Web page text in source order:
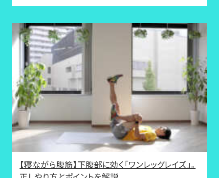
【寝ながら腹筋】下腹部に効く「ワンレッグレイズ」。